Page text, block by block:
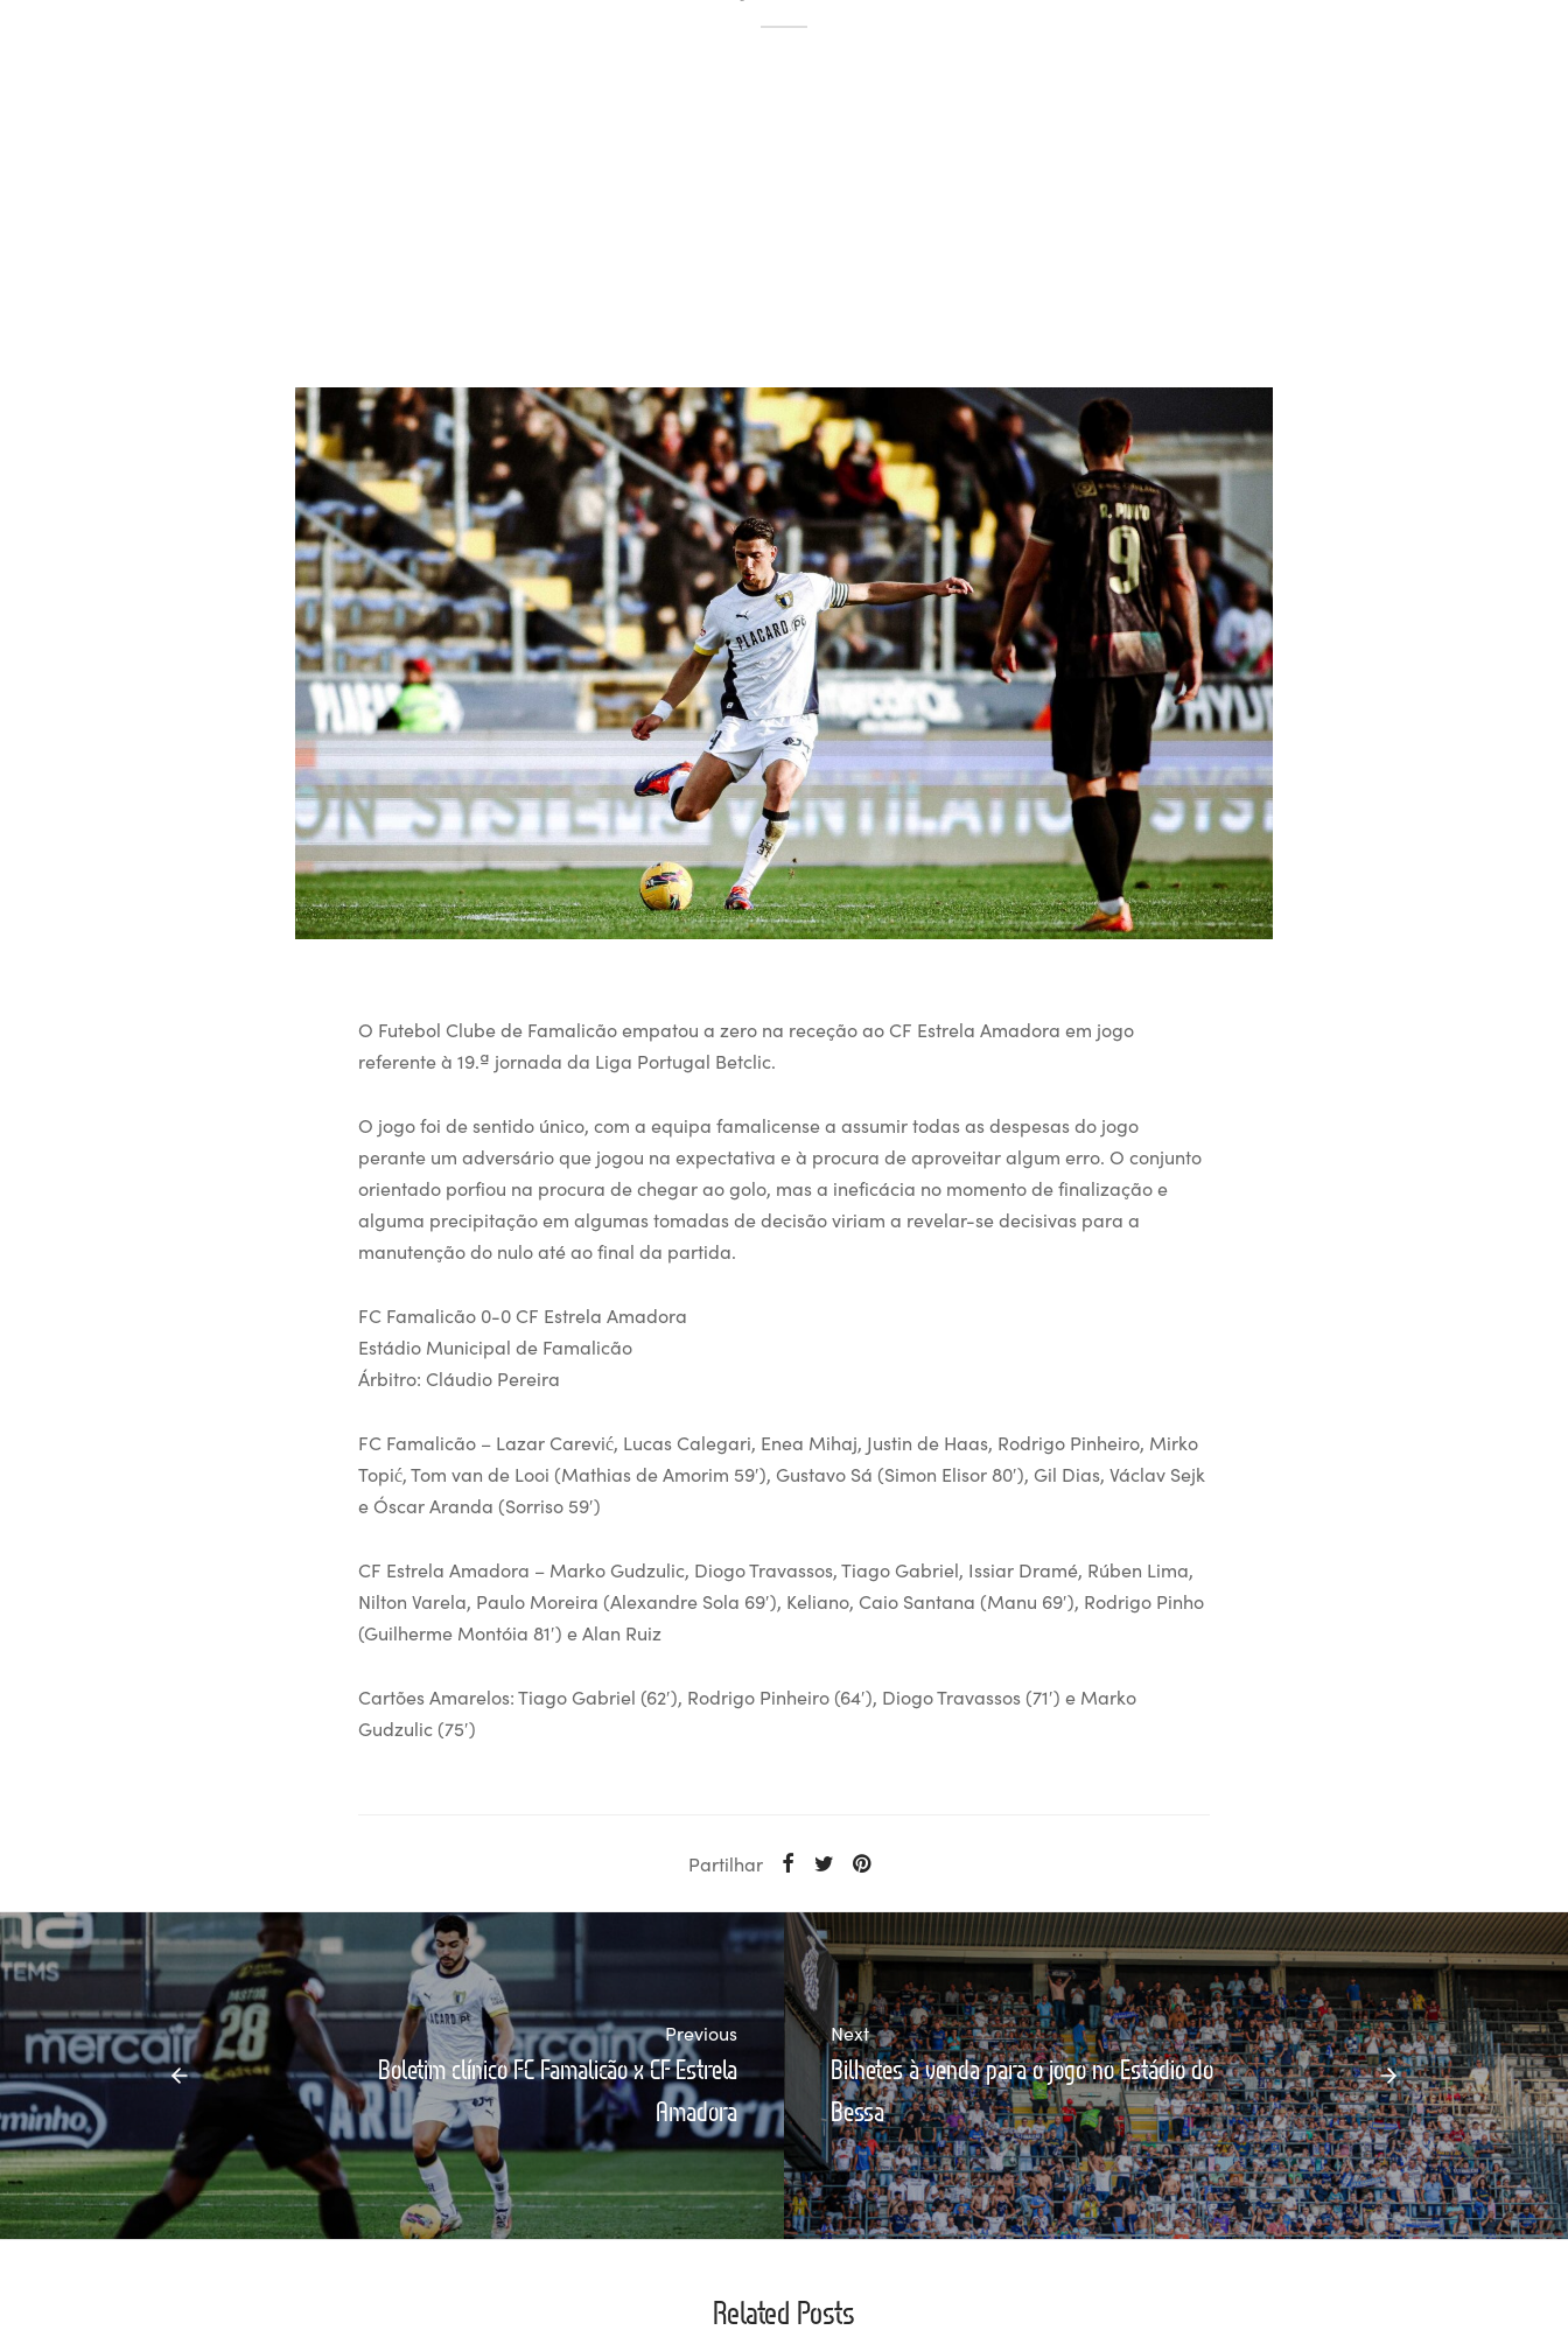
O Futebol Clube de Famalicão empatou a zero na receção ao CF Estrela Amadora em jogo
referente à 19.ª jornada da Liga Portugal Betclic.
O jogo foi de sentido único, com a equipa famalicense a assumir todas as despesas do jogo
perante um adversário que jogou na expectativa e à procura de aproveitar algum erro. O conjunto
orientado porfiou na procura de chegar ao golo, mas a ineficácia no momento de finalização e
alguma precipitação em algumas tomadas de decisão viriam a revelar-se decisivas para a
manutenção do nulo até ao final da partida.
FC Famalicão 0-0 CF Estrela Amadora
Estádio Municipal de Famalicão
Árbitro: Cláudio Pereira
FC Famalicão – Lazar Carević, Lucas Calegari, Enea Mihaj, Justin de Haas, Rodrigo Pinheiro, Mirko
Topić, Tom van de Looi (Mathias de Amorim 59′), Gustavo Sá (Simon Elisor 80′), Gil Dias, Václav Sejk
e Óscar Aranda (Sorriso 59′)
CF Estrela Amadora – Marko Gudzulic, Diogo Travassos, Tiago Gabriel, Issiar Dramé, Rúben Lima,
Nilton Varela, Paulo Moreira (Alexandre Sola 69′), Keliano, Caio Santana (Manu 69′), Rodrigo Pinho
(Guilherme Montóia 81′) e Alan Ruiz
Cartões Amarelos: Tiago Gabriel (62′), Rodrigo Pinheiro (64′), Diogo Travassos (71′) e Marko
Gudzulic (75′)
Partilhar
Previous
Boletim clínico FC Famalicão x CF Estrela
Amadora
Next
Bilhetes à venda para o jogo no Estádio do
Bessa
Related Posts